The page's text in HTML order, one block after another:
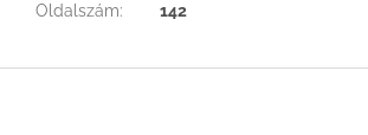
Oldalszám: 142